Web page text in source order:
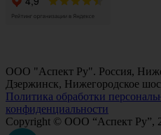
ООО "Аспект Ру". Россия,
Дзержинск, Нижегородское
Политика обработки
конфиденциальности
Copyright © ООО “Аспект Ру”,